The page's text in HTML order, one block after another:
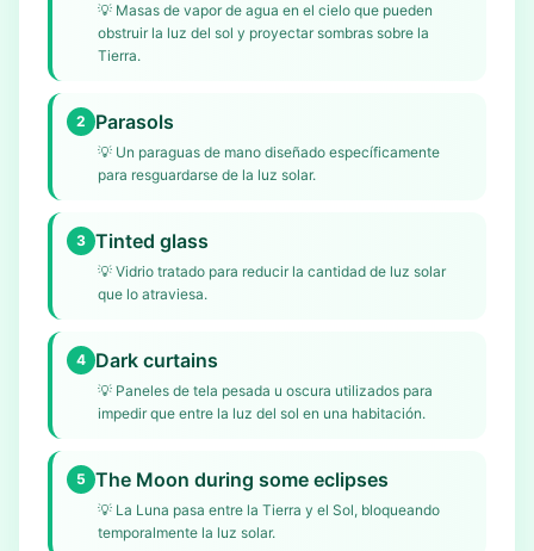
💡 Masas de vapor de agua en el cielo que pueden
obstruir la luz del sol y proyectar sombras sobre la
Tierra.
2 Parasols
💡 Un paraguas de mano diseñado específicamente
para resguardarse de la luz solar.
3 Tinted glass
💡 Vidrio tratado para reducir la cantidad de luz solar
que lo atraviesa.
4 Dark curtains
💡 Paneles de tela pesada u oscura utilizados para
impedir que entre la luz del sol en una habitación.
5 The Moon during some eclipses
💡 La Luna pasa entre la Tierra y el Sol, bloqueando
temporalmente la luz solar.